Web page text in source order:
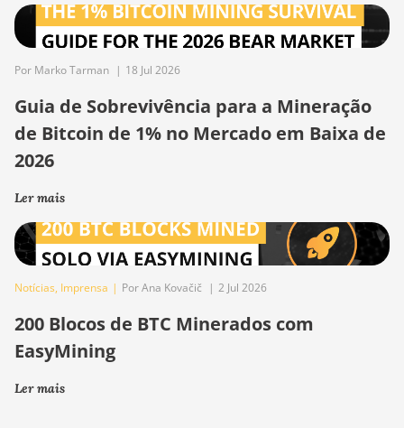
Por Marko Tarman | 18 Jul 2026
Guia de Sobrevivência para a Mineração
de Bitcoin de 1% no Mercado em Baixa de
2026
Ler mais
Notícias, Imprensa | Por Ana Kovačič | 2 Jul 2026
200 Blocos de BTC Minerados com
EasyMining
Ler mais